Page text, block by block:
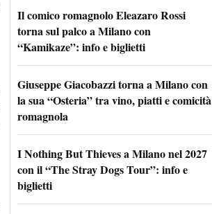
Il comico romagnolo Eleazaro Rossi
torna sul palco a Milano con
“Kamikaze”: info e biglietti
Giuseppe Giacobazzi torna a Milano con
la sua “Osteria” tra vino, piatti e comicità
romagnola
I Nothing But Thieves a Milano nel 2027
con il “The Stray Dogs Tour”: info e
biglietti